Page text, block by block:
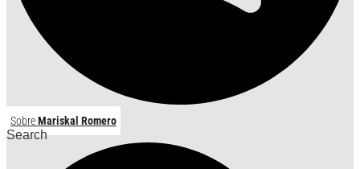
SobreMariskal Romero
Search